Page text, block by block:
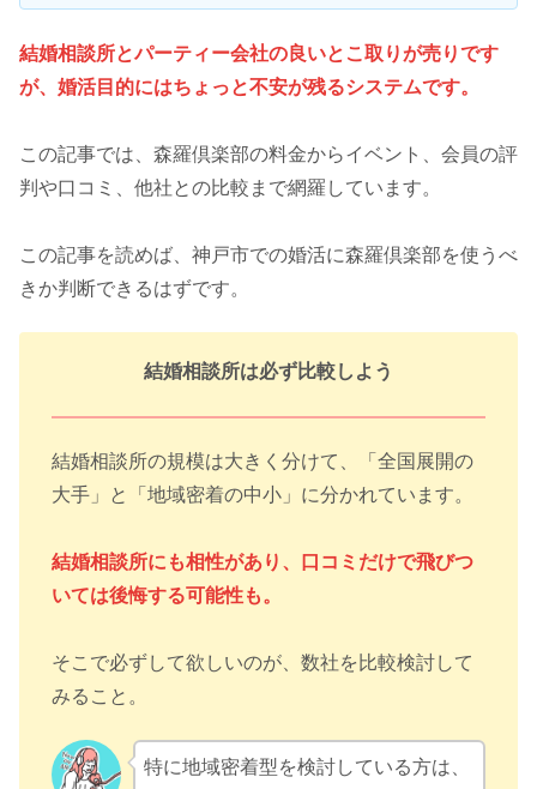
結婚相談所とパーティー会社の良いとこ取りが売りです
が、婚活目的にはちょっと不安が残るシステムです。
この記事では、森羅倶楽部の料金からイベント、会員の評
判や口コミ、他社との比較まで網羅しています。
この記事を読めば、神戸市での婚活に森羅倶楽部を使うべ
きか判断できるはずです。
結婚相談所は必ず比較しよう
結婚相談所の規模は大きく分けて、「全国展開の
大手」と「地域密着の中小」に分かれています。
結婚相談所にも相性があり、口コミだけで飛びつ
いては後悔する可能性も。
そこで必ずして欲しいのが、数社を比較検討して
みること。
特に地域密着型を検討している方は、